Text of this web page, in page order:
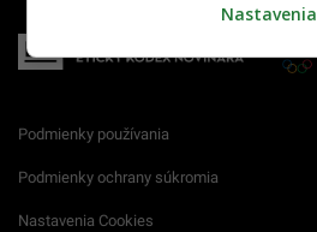
Podmienky používania
Podmienky ochrany súkromia
Nastavenia Cookies
Nastavenia